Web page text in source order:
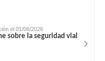
el 01/06/2026
sobre la seguridad vial